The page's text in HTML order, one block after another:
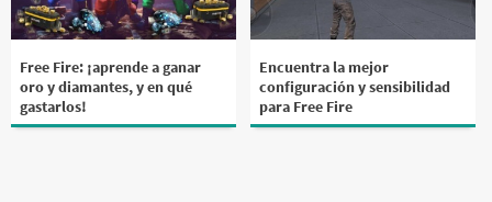
Free Fire: ¡aprende a ganar
oro y diamantes, y en qué
gastarlos!
Encuentra la mejor
configuración y sensibilidad
para Free Fire